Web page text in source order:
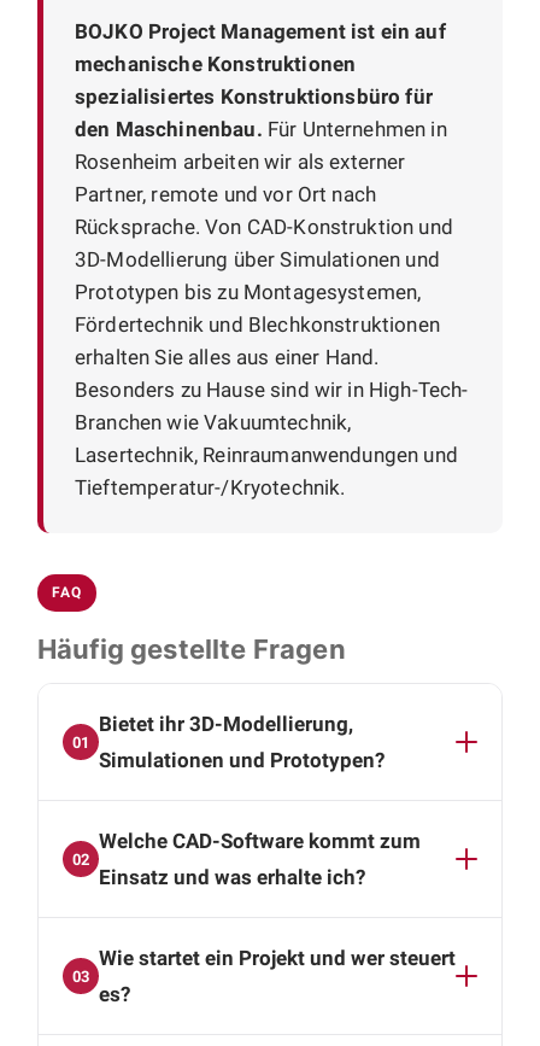
BOJKO Project Management ist ein auf
mechanische Konstruktionen
spezialisiertes Konstruktionsbüro für
den Maschinenbau. Für Unternehmen in
Rosenheim arbeiten wir als externer
Partner, remote und vor Ort nach
Rücksprache. Von CAD-Konstruktion und
3D-Modellierung über Simulationen und
Prototypen bis zu Montagesystemen,
Fördertechnik und Blechkonstruktionen
erhalten Sie alles aus einer Hand.
Besonders zu Hause sind wir in High-Tech-
Branchen wie Vakuumtechnik,
Lasertechnik, Reinraumanwendungen und
Tieftemperatur-/Kryotechnik.
FAQ
Häufig gestellte Fragen
01
Bietet ihr 3D-Modellierung,
Simulationen und Prototypen?
Inventor erstellen wir präzise 3D-Modelle,
Simulationen und Prototypen, die sich nahtlos
02
Welche CAD-Software kommt zum
Einsatz und was erhalte ich?
Autodesk Inventor. Sie erhalten vollständige 3D-
CAD-Daten, Baugruppen- und
03
Wie startet ein Projekt und wer steuert
es?